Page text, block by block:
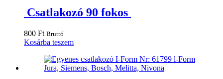
Csatlakozó 90 fokos
800 Ft Bruttó
Kosárba teszem